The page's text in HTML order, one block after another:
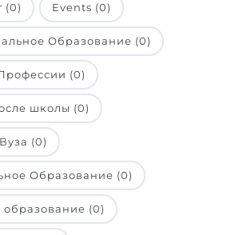
(0) Events (0)
Образование (0)
(0)
школы (0)
(0)
Образование (0)
(0)